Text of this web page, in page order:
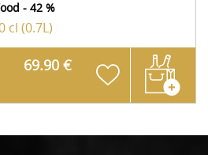
- 42 %
cl (0.7L)
69.90 €